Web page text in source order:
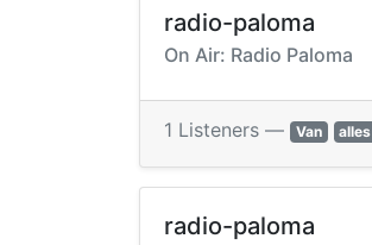
radio-paloma
On Air: Radio Paloma
1 Listeners — Van alles
radio-paloma